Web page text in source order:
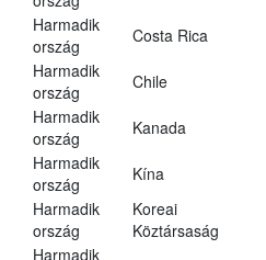
Harmadik
ország
Costa Rica
Harmadik
ország
Chile
Harmadik
ország
Kanada
Harmadik
ország
Kína
Harmadik
ország
Koreai
Köztársaság
Harmadik